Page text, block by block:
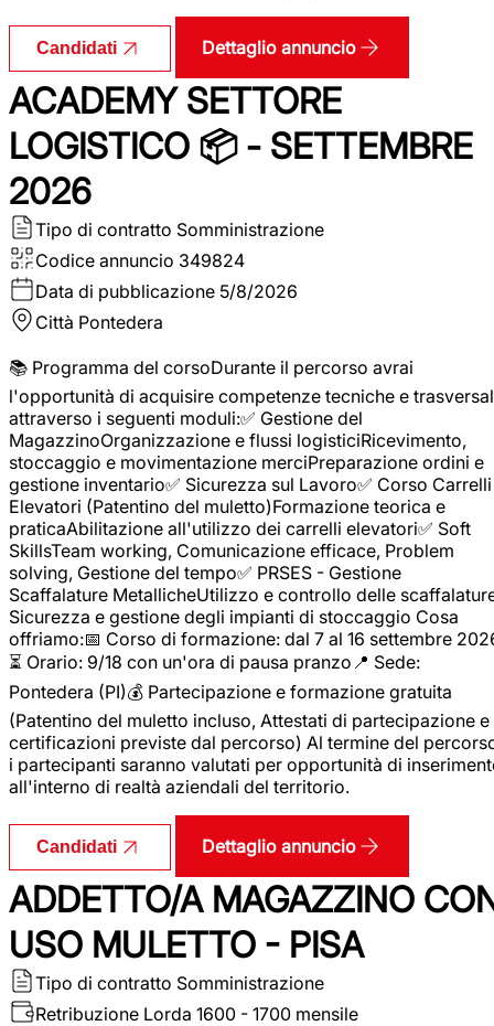
Candidati Dettaglio annuncio
ACADEMY SETTORE
LOGISTICO 📦 - SETTEMBRE
2026
Tipo di contratto Somministrazione
Codice annuncio 349824
Data di pubblicazione 5/8/2026
Città Pontedera
📚 Programma del corsoDurante il percorso avrai
l'opportunità di acquisire competenze tecniche e
attraverso i seguenti moduli:✅ Gestione del
MagazzinoOrganizzazione e flussi logisticiRicevimento,
stoccaggio e movimentazione merciPreparazione ordini e
gestione inventario✅ Sicurezza sul Lavoro✅ Corso Carrelli
Elevatori (Patentino del muletto)Formazione teorica e
praticaAbilitazione all'utilizzo dei carrelli elevatori✅ Soft
SkillsTeam working, Comunicazione efficace, Problem
solving, Gestione del tempo✅ PRSES - Gestione
Scaffalature MetallicheUtilizzo e controllo delle
Sicurezza e gestione degli impianti di stoccaggio Cosa
offriamo:📅 Corso di formazione: dal 7 al 16 settembre
⏳ Orario: 9/18 con un'ora di pausa pranzo📍 Sede:
Pontedera (PI)💰 Partecipazione e formazione gratuita
(Patentino del muletto incluso, Attestati di partecipazione e
certificazioni previste dal percorso) Al termine del
i partecipanti saranno valutati per opportunità di
all'interno di realtà aziendali del territorio.
Candidati Dettaglio annuncio
ADDETTO/A MAGAZZINO
USO MULETTO - PISA
Tipo di contratto Somministrazione
Retribuzione Lorda 1600 - 1700 mensile